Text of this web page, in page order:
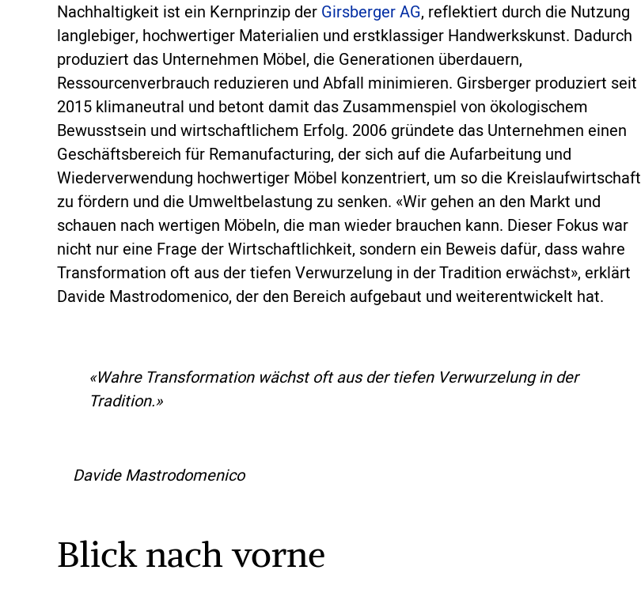
Nachhaltigkeit ist ein Kernprinzip der Girsberger AG, reflektiert durch die Nutzung
langlebiger, hochwertiger Materialien und erstklassiger Handwerkskunst. Dadurch
produziert das Unternehmen Möbel, die Generationen überdauern,
Ressourcenverbrauch reduzieren und Abfall minimieren. Girsberger produziert seit
2015 klimaneutral und betont damit das Zusammenspiel von ökologischem
Bewusstsein und wirtschaftlichem Erfolg. 2006 gründete das Unternehmen einen
Geschäftsbereich für Remanufacturing, der sich auf die Aufarbeitung und
Wiederverwendung hochwertiger Möbel konzentriert, um so die Kreislaufwirtschaft
zu fördern und die Umweltbelastung zu senken. «Wir gehen an den Markt und
schauen nach wertigen Möbeln, die man wieder brauchen kann. Dieser Fokus war
nicht nur eine Frage der Wirtschaftlichkeit, sondern ein Beweis dafür, dass wahre
Transformation oft aus der tiefen Verwurzelung in der Tradition erwächst», erklärt
Davide Mastrodomenico, der den Bereich aufgebaut und weiterentwickelt hat.
«Wahre Transformation wächst oft aus der tiefen Verwurzelung in der
Tradition.»
Davide Mastrodomenico
Blick nach vorne